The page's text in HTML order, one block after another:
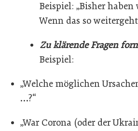
Beispiel: „Bisher
Wenn das so
Zu klärende Fragen
Beispiel:
„Welche möglichen
…?“
„War Corona (oder der